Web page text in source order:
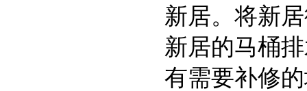
新居。将新
新居的马桶
有需要补修